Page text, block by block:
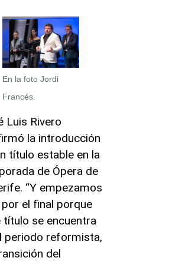
En la foto Jordi
Francés.
Luis Rivero
la introducción
título estable en la
de Ópera de
“Y empezamos
el final porque
título se encuentra
periodo reformista,
del